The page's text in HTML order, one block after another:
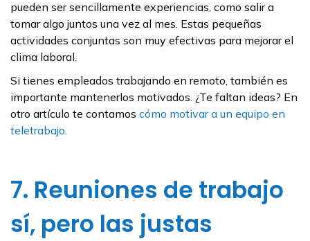
pueden ser sencillamente experiencias, como salir a
tomar algo juntos una vez al mes. Estas pequeñas
actividades conjuntas son muy efectivas para mejorar el
clima laboral.
Si tienes empleados trabajando en remoto, también es
importante mantenerlos motivados. ¿Te faltan ideas? En
otro artículo te contamos cómo motivar a un equipo en
teletrabajo
7. Reuniones de trabajo
sí, pero las justas